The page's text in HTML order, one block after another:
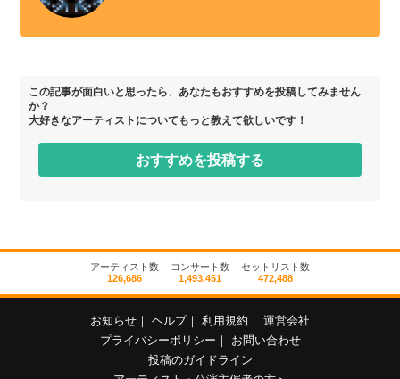
この記事が面白いと思ったら、あなたもおすすめを投稿してみません
か？
大好きなアーティストについてもっと教えて欲しいです！
おすすめを投稿する
アーティスト数
126,686
コンサート数
1,493,451
セットリスト数
472,488
お知らせ ｜ ヘルプ｜ 利用規約 ｜ 運営会社
プライバシーポリシー ｜
お問い合わせ
投稿のガイドライン